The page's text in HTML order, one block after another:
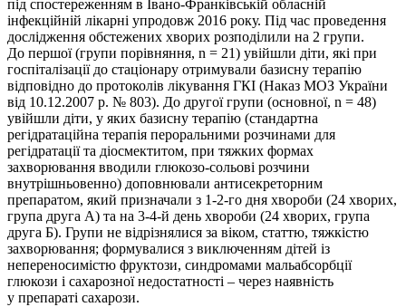
під спостереженням в Івано-Франківській обласній
інфекційній лікарні упродовж 2016 року. Під час проведення
дослідження обстежених хворих розподілили на 2 групи.
До першої (групи порівняння, n = 21) увійшли діти, які при
госпіталізації до стаціонару отримували базисну терапію
відповідно до протоколів лікування ГКІ (Наказ МОЗ України
від 10.12.2007 р. № 803). До другої групи (основної, n = 48)
увійшли діти, у яких базисну терапію (стандартна
регідратаційна терапія пероральними розчинами для
регідратації та діосмектитом, при тяжких формах
захворювання вводили глюкозо-сольові розчини
внутрішньовенно) доповнювали антисекреторним
препаратом, який призначали з 1-2-го дня хвороби (24 хворих,
група друга А) та на 3-4-й день хвороби (24 хворих, група
друга Б). Групи не відрізнялися за віком, статтю, тяжкістю
захворювання; формувалися з виключенням дітей із
непереносимістю фруктози, синдромами мальабсорбції
глюкози і сахарозної недостатності – через наявність
у препараті сахарози.